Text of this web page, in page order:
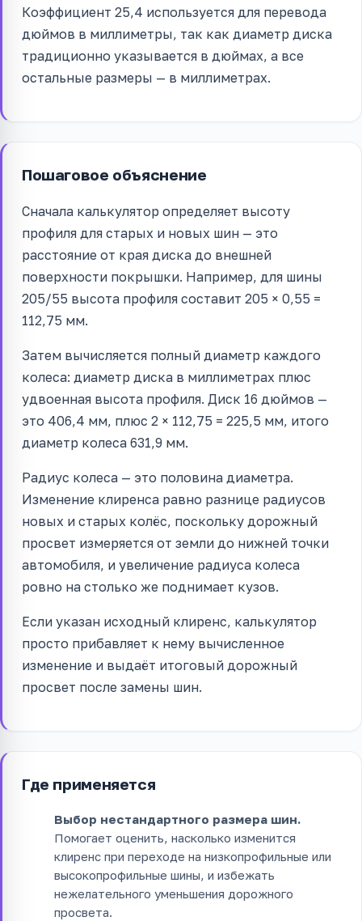
Коэффициент 25,4 используется для перевода
дюймов в миллиметры, так как диаметр диска
традиционно указывается в дюймах, а все
остальные размеры — в миллиметрах.
Пошаговое объяснение
Сначала калькулятор определяет высоту
профиля для старых и новых шин — это
расстояние от края диска до внешней
поверхности покрышки. Например, для шины
205/55 высота профиля составит 205 × 0,55 =
112,75 мм.
Затем вычисляется полный диаметр каждого
колеса: диаметр диска в миллиметрах плюс
удвоенная высота профиля. Диск 16 дюймов —
это 406,4 мм, плюс 2 × 112,75 = 225,5 мм, итого
диаметр колеса 631,9 мм.
Радиус колеса — это половина диаметра.
Изменение клиренса равно разнице радиусов
новых и старых колёс, поскольку дорожный
просвет измеряется от земли до нижней точки
автомобиля, и увеличение радиуса колеса
ровно на столько же поднимает кузов.
Если указан исходный клиренс, калькулятор
просто прибавляет к нему вычисленное
изменение и выдаёт итоговый дорожный
просвет после замены шин.
Где применяется
Выбор нестандартного размера шин.
Помогает оценить, насколько изменится
клиренс при переходе на низкопрофильные или
высокопрофильные шины, и избежать
нежелательного уменьшения дорожного
просвета.